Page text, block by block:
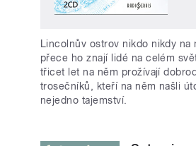
Lincolnův ostrov nikdo nikdy na
přece ho znají lidé na celém
třicet let na něm prožívají
trosečníků, kteří na něm našli
nejedno tajemství.